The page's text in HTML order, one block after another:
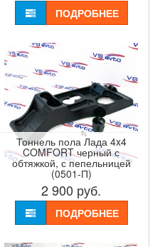
ПОДРОБНЕЕ
Тоннель пола Лада 4x4
COMFORT черный с
обтяжкой, с пепельницей
(0501-П)
2 900 руб.
ПОДРОБНЕЕ